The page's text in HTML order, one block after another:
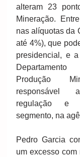
alteram 23
Mineração.
nas alíquotas da
até 4%), que
presidencial, e
Produção
responsável
regulação e
segmento, na
Pedro Garcia
um excesso